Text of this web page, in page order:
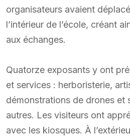
organisateurs avaient
l’intérieur de l’école, créant
aux échanges.
Quatorze exposants y ont
et services : herboristerie,
démonstrations de drones et
autres. Les visiteurs ont
avec les kiosques. À